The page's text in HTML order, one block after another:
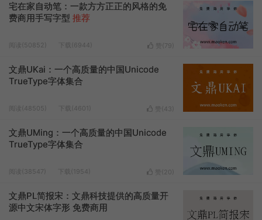
宅在家自动笔：一款方方正正的风格的免
费商用手写字型 推荐
阅读(50852) 下载(6944) 79
文鼎UKai：一个高质量的中国Unicode
TrueType字体集合
阅读(48505) 下载(4601) 43
文鼎UMing：一个高质量的中国Unicode
TrueType字体集合
阅读(38547) 下载(1954) 20
文鼎PL简报宋：文鼎科技提供的高质量开
源中文宋体字形 免费商用